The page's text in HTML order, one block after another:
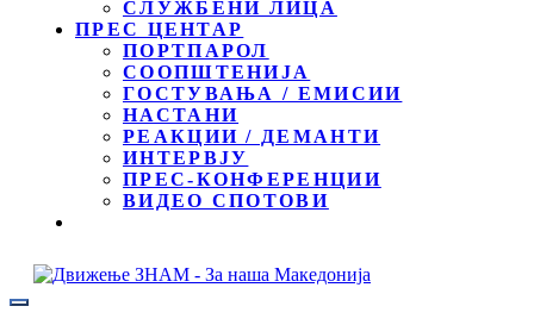
СЛУЖБЕНИ ЛИЦА
ПРЕС ЦЕНТАР
ПОРТПАРОЛ
СООПШТЕНИЈА
ГОСТУВАЊА / ЕМИСИИ
НАСТАНИ
РЕАКЦИИ / ДЕМАНТИ
ИНТЕРВЈУ
ПРЕС-КОНФЕРЕНЦИИ
ВИДЕО СПОТОВИ